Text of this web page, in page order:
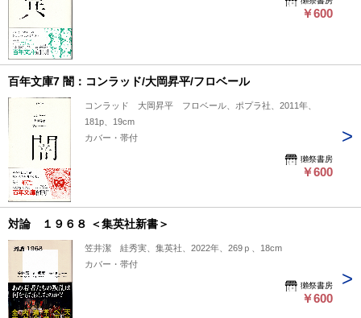
￥600
百年文庫7 闇：コンラッド/大岡昇平/フロベール
コンラッド 大岡昇平 フロベール、ポプラ社、2011年、
181p、19cm
カバー・帯付
獺祭書房
￥600
対論 １９６８ ＜集英社新書＞
笠井潔 絓秀実、集英社、2022年、269ｐ、18cm
カバー・帯付
獺祭書房
￥600